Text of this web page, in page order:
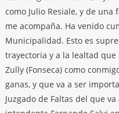
como Julio Resiale, y de
me acompaña. Ha venido
Municipalidad. Esto es
trayectoria y a la lealtad
Zully (Fonseca) como
ganas, y que va a ser
Juzgado de Faltas del que